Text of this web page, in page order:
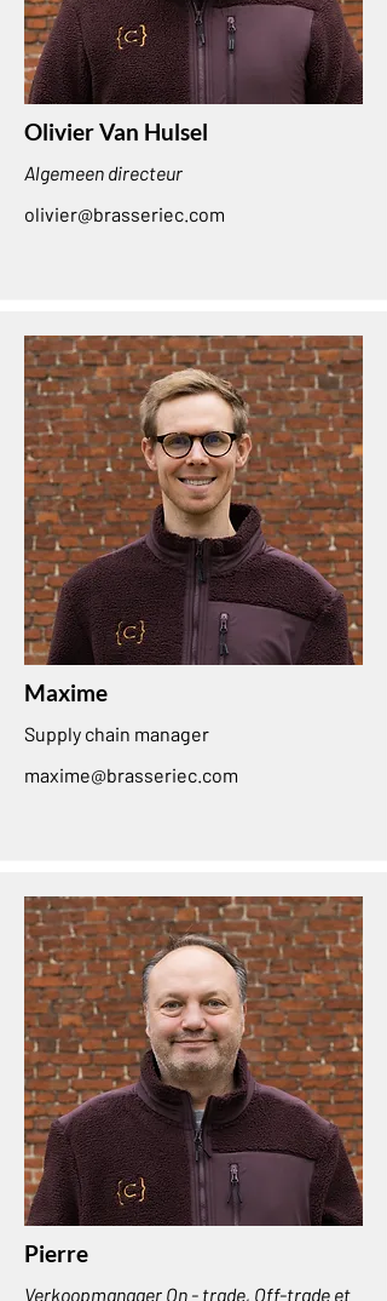
Olivier Van Hulsel
Algemeen directeur
olivier@brasseriec.com
Maxime
Supply chain manager
maxime@brasseriec.com
Pierre
Verkoopmanager On - trade, Off-trade et